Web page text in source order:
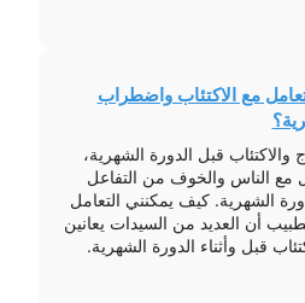
مع الاكتئاب واضطراب
قبل الدورة الشهرية،
مع الناس والخوف من التفاعل
الشهرية. كيف يمكنني التعامل
أن العديد من السيدات يعانين
قبل وأثناء الدورة الشهرية.